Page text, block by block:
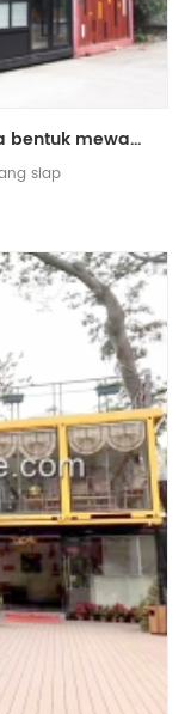
penghantaran kontena rumah reka bentuk mewah prefabrikasi bekas kedai kopi kedai hidup rumah
siap